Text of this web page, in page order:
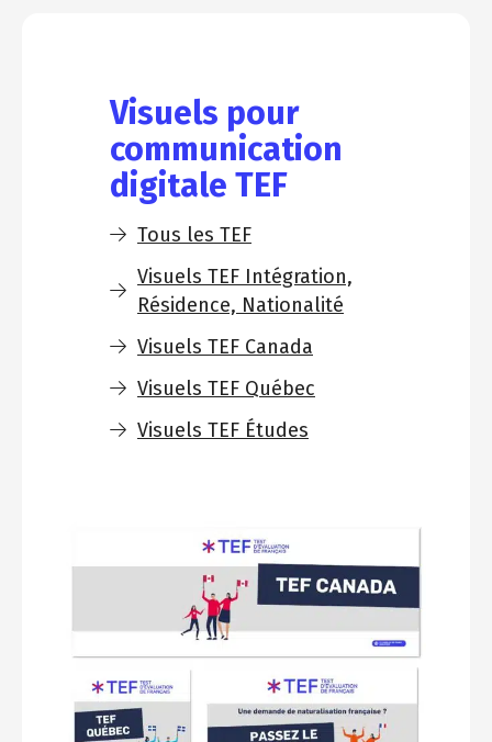
Visuels pour
communication
digitale TEF
Tous les TEF
Visuels TEF Intégration,
Résidence, Nationalité
Visuels TEF Canada
Visuels TEF Québec
Visuels TEF Études